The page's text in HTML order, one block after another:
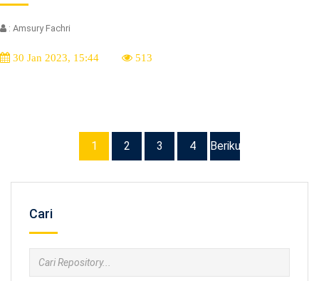
: Amsury Fachri
30 Jan 2023, 15:44 513
1 2 3 4 Berikutnya
Cari